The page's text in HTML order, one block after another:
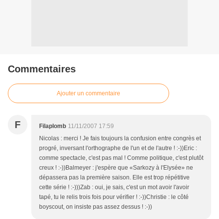
Commentaires
Ajouter un commentaire
F Filaplomb 11/11/2007 17:59
Nicolas : merci ! Je fais toujours la confusion entre congrès et
progré, inversant l'orthographe de l'un et de l'autre ! :-))Eric :
comme spectacle, c'est pas mal ! Comme politique, c'est plutôt
creux ! :-))Balmeyer : j'espère que «Sarkozy à l'Elysée» ne
dépassera pas la première saison. Elle est trop répétitive
cette série ! :-)))Zab : oui, je sais, c'est un mot avoir l'avoir
tapé, tu le relis trois fois pour vérifier ! :-))Christie : le côté
boyscout, on insiste pas assez dessus ! :-))